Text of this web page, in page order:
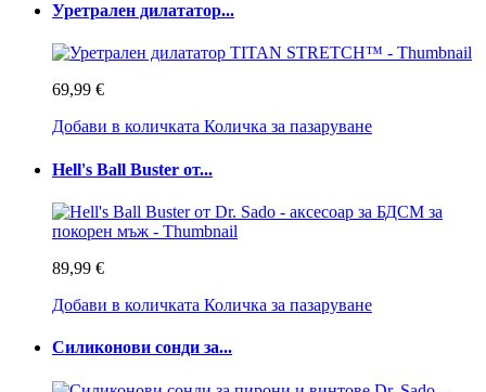
Уретрален дилататор...
69,99 €
Добави в количката Количка за пазаруване
Hell's Ball Buster от...
89,99 €
Добави в количката Количка за пазаруване
Силиконови сонди за...